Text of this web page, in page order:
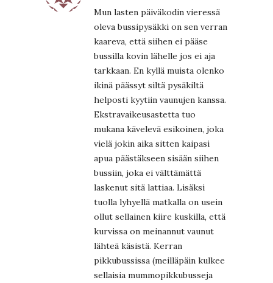
Mun lasten päiväkodin vieressä
oleva bussipysäkki on sen verran
kaareva, että siihen ei pääse
bussilla kovin lähelle jos ei aja
tarkkaan. En kyllä muista olenko
ikinä päässyt siltä pysäkiltä
helposti kyytiin vaunujen kanssa.
Ekstravaikeusastetta tuo
mukana kävelevä esikoinen, joka
vielä jokin aika sitten kaipasi
apua päästäkseen sisään siihen
bussiin, joka ei välttämättä
laskenut sitä lattiaa. Lisäksi
tuolla lyhyellä matkalla on usein
ollut sellainen kiire kuskilla, että
kurvissa on meinannut vaunut
lähteä käsistä. Kerran
pikkubussissa (meilläpäin kulkee
sellaisia mummopikkubusseja